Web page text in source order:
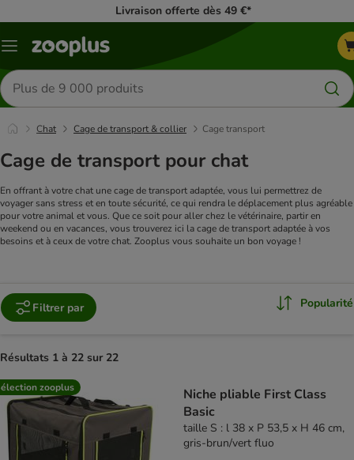
Livraison offerte dès 49 €*
Menu
Rechercher
des
produits
Chat Cage de transport & collier Cage transport
Cage de transport pour chat
En offrant à votre chat une cage de transport adaptée, vous lui permettrez de
voyager sans stress et en toute sécurité, ce qui rendra le déplacement plus agréable
pour votre animal et vous. Que ce soit pour aller chez le vétérinaire, partir en
weekend ou en vacances, vous trouverez ici la cage de transport adaptée à vos
besoins et à ceux de votre chat. Zooplus vous souhaite un bon voyage !
Filtrer par Popularité
Résultats 1 à 22 sur 22
product items have been changed
zooplus
Niche pliable First Class
Basic
taille S : l 38 x P 53,5 x H 46 cm,
gris-brun/vert fluo